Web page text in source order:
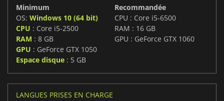
Minimum
OS: Windows 10 (64 bit)
CPU : Core i5-2500
RAM : 8 GB
GPU : GeForce GTX 1050
Espace disque : 5 GB
Recommandée
CPU : Core i5-6500
RAM : 16 GB
GPU : GeForce GTX 1060
LANGUES PRISES EN CHARGE